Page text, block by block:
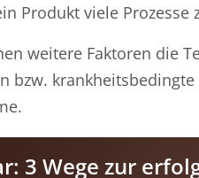
Produkt viele
weitere Faktoren die
bzw.
3 Wege zur